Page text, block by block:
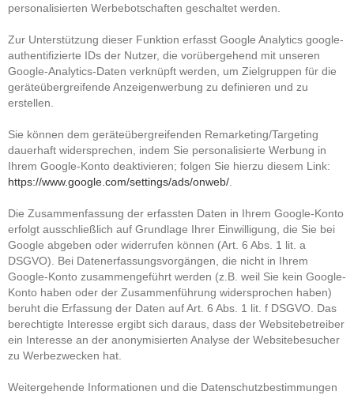
personalisierten Werbebotschaften geschaltet werden.
Zur Unterstützung dieser Funktion erfasst Google Analytics google-
authentifizierte IDs der Nutzer, die vorübergehend mit unseren
Google-Analytics-Daten verknüpft werden, um Zielgruppen für die
geräteübergreifende Anzeigenwerbung zu definieren und zu
erstellen.
Sie können dem geräteübergreifenden Remarketing/Targeting
dauerhaft widersprechen, indem Sie personalisierte Werbung in
Ihrem Google-Konto deaktivieren; folgen Sie hierzu diesem Link:
https://www.google.com/settings/ads/onweb/
Die Zusammenfassung der erfassten Daten in Ihrem Google-Konto
erfolgt ausschließlich auf Grundlage Ihrer Einwilligung, die Sie bei
Google abgeben oder widerrufen können (Art. 6 Abs. 1 lit. a
DSGVO). Bei Datenerfassungsvorgängen, die nicht in Ihrem
Google-Konto zusammengeführt werden (z.B. weil Sie kein Google-
Konto haben oder der Zusammenführung widersprochen haben)
beruht die Erfassung der Daten auf Art. 6 Abs. 1 lit. f DSGVO. Das
berechtigte Interesse ergibt sich daraus, dass der Websitebetreiber
ein Interesse an der anonymisierten Analyse der Websitebesucher
zu Werbezwecken hat.
Weitergehende Informationen und die Datenschutzbestimmungen